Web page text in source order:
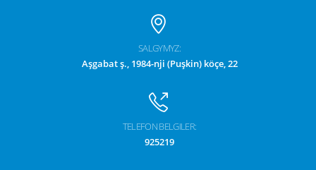
SALGYMYZ:
Aşgabat ş., 1984-nji (Puşkin) köçe, 22
TELEFON BELGILER:
925219